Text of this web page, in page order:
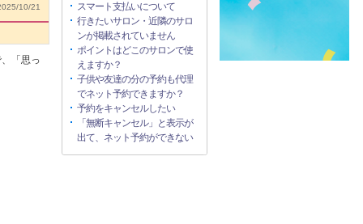
10/21
「思っ
スマート支払いについて
行きたいサロン・近隣のサロ
ンが掲載されていません
ポイントはどこのサロンで使
えますか？
子供や友達の分の予約も代理
でネット予約できますか？
予約をキャンセルしたい
「無断キャンセル」と表示が
出て、ネット予約ができない